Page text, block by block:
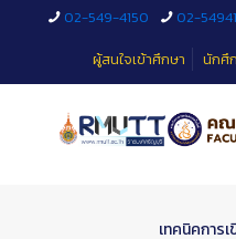
02-549-4150 02-
ผู้สนใจเข้าศึกษา
นักศึ
เทคนิคการ